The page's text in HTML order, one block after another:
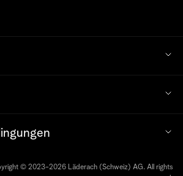
© 2023-2026 Läderach (Schweiz) AG. All rights